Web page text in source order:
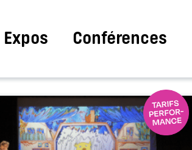
Expos Conférences